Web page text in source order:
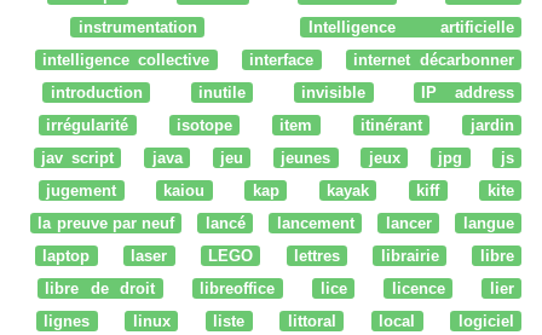
instrumentation
Intelligence artificielle
intelligence collective
interface
internet décarbonner
introduction
inutile invisible
IP address
irrégularité
isotope item itinérant
jardin
jav script
java jeu jeunes jeux jpg
js
jugement
kaiou kap kayak kiff
kite
la preuve par neuf
lancé lancement lancer
langue
laptop
laser LEGO lettres librairie
libre
libre de droit
libreoffice lice licence
lier
lignes
linux liste littoral local
logiciel